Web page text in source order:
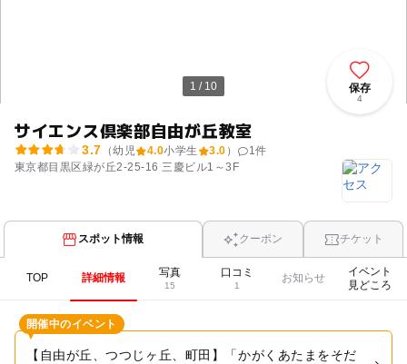
1 / 10
サイエンス倶楽部自由が丘教室
3.7 （幼児 4.0小学生 3.0 ） 1件
東京都目黒区緑が丘2-25-16 三慶ビル1～3F
保存
4
スポット情報 クーポン チケット
TOP 詳細情報 写真
15
口コミ
1
お知らせ
イベント
見どころ
【自由が丘、つつじヶ丘、町田】「かがくあたまをそだ
開催中のイベント